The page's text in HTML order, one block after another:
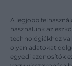
A legjobb
használunk az
technológiákhoz
olyan adatokat
egyedi azonosítók
Médiaajánlat
Karrier
Kapcsolat